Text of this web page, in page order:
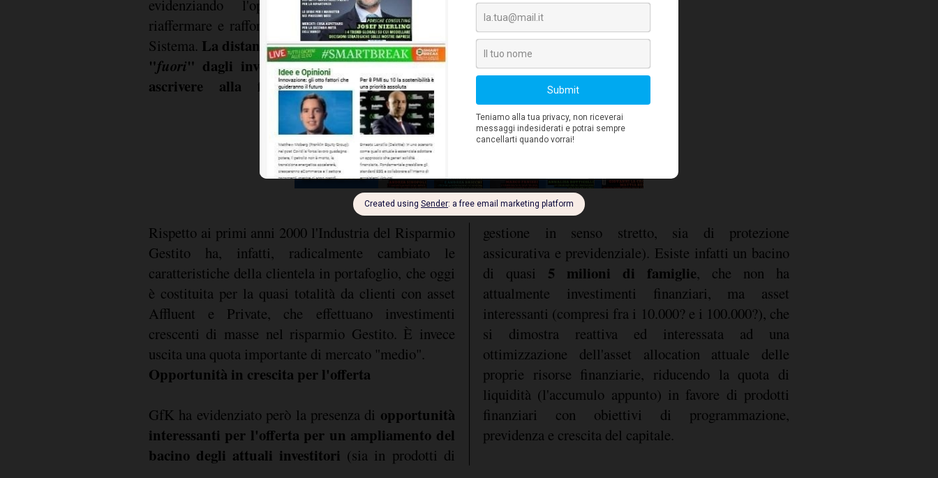
evidenziando l'opportunità per l'Industry di
riaffermare e rafforzare la percezione di solidità del
Sistema. La distanza delle famiglie rimaste ancora
"fuori" dagli investimenti è in parte anche da
ascrivere alla focalizzazione fino ad oggi
Rispetto ai primi anni 2000 l'Industria del Risparmio
Gestito ha, infatti, radicalmente cambiato le
caratteristiche della clientela in portafoglio, che oggi
è costituita per la quasi totalità da clienti con asset
Affluent e Private, che effettuano investimenti
crescenti di masse nel risparmio Gestito. È invece
uscita una quota importante di mercato "medio".
Opportunità in crescita per l'offerta
GfK ha evidenziato però la presenza di opportunità
interessanti per l'offerta per un ampliamento del
bacino degli attuali investitori (sia in prodotti di
gestione in senso stretto, sia di protezione
assicurativa e previdenziale). Esiste infatti un bacino
di quasi 5 milioni di famiglie, che non ha
attualmente investimenti finanziari, ma asset
interessanti (compresi fra i 10.000? e i 100.000?), che
si dimostra reattiva ed interessata ad una
ottimizzazione dell'asset allocation attuale delle
proprie risorse finanziarie, riducendo la quota di
liquidità (l'accumulo appunto) in favore di prodotti
finanziari con obiettivi di programmazione,
previdenza e crescita del capitale.